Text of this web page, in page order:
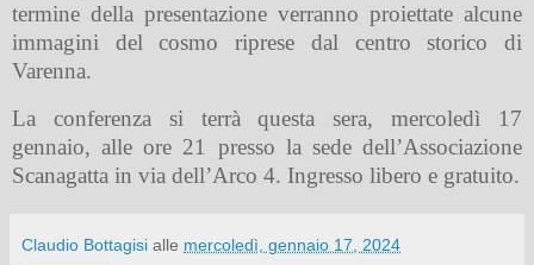
termine della presentazione verranno proiettate alcune
immagini del cosmo riprese dal centro storico di
Varenna.
La conferenza si terrà questa sera, mercoledì 17
gennaio, alle ore 21 presso la sede dell’Associazione
Scanagatta in via dell’Arco 4. Ingresso libero e gratuito.
Claudio Bottagisi alle mercoledì, gennaio 17, 2024